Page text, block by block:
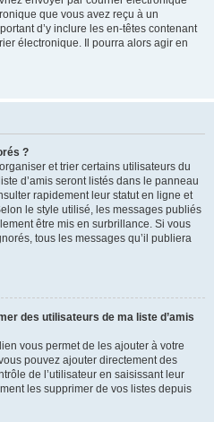
que vous avez reçu à un
d’y inclure les en-têtes contenant
électronique. Il pourra alors agir en
?
et trier certains utilisateurs du
d’amis seront listés dans le panneau
rapidement leur statut en ligne et
le style utilisé, les messages publiés
être mis en surbrillance. Si vous
tous les messages qu’il publiera
des utilisateurs de ma liste d’amis
vous permet de les ajouter à votre
pouvez ajouter directement des
de l’utilisateur en saisissant leur
les supprimer de vos listes depuis